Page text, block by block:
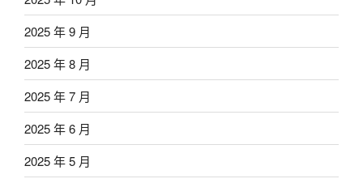
2025 年 9 月
2025 年 8 月
2025 年 7 月
2025 年 6 月
2025 年 5 月